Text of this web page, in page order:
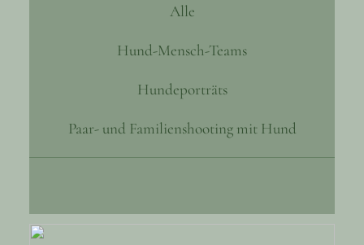
Alle
Hund-Mensch-Teams
Hundeporträts
Paar- und Familienshooting mit Hund